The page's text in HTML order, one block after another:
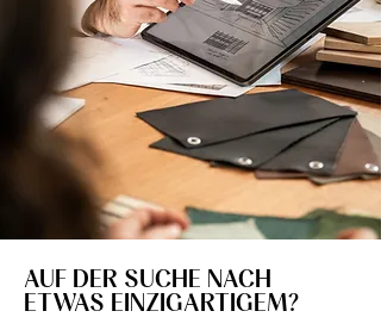
AUF DER SUCHE NACH
ETWAS EINZIGARTIGEM?